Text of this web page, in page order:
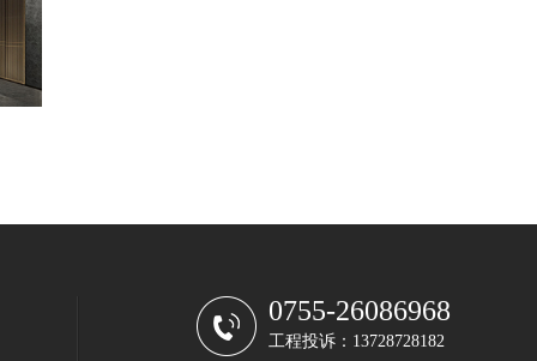
0755-26086968
工程投诉：13728728182